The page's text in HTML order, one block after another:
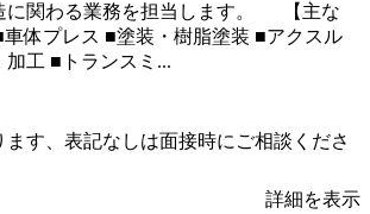
に関わる業務を担当します。 【主な
体プレス ■塗装・樹脂塗装 ■アクスル
加工 ■トランスミ...
す、表記なしは面接時にご相談くださ
詳細を表示